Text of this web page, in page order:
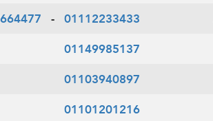
01112233433
-
01149985137
01103940897
01101201216